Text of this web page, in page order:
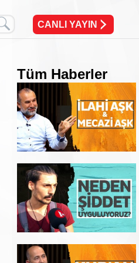
CANLI YAYIN
Tüm Haberler